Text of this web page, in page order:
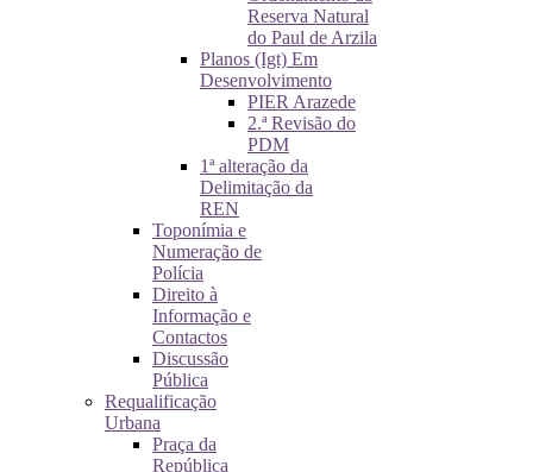
Reserva Natural
do Paul de Arzila
Planos (Igt) Em
Desenvolvimento
PIER Arazede
2.ª Revisão do
PDM
1ª alteração da
Delimitação da
REN
Toponímia e
Numeração de
Polícia
Direito à
Informação e
Contactos
Discussão
Pública
Requalificação
Urbana
Praça da
República